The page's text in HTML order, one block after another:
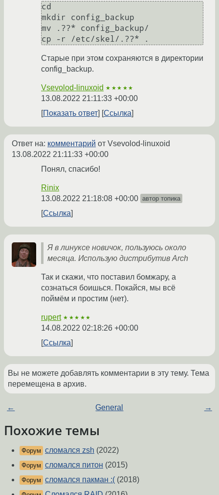
cd
mkdir config_backup
mv .??* config_backup/
Старые при этом сохраняются в директории
config_backup.
Vsevolod-linuxoid ★★★★★
13.08.2022 21:11:33 +00:00
Показать ответ
Ссылка
Ответ на: комментарий от Vsevolod-linuxoid
13.08.2022 21:11:33 +00:00
Понял, спасибо!
Rinix
13.08.2022 21:18:08 +00:00 автор топика
Ссылка
Я в линуксе новичок, пользуюсь около
месяца. Использую дистрибутив Arch
Так и скажи, что поставил бомжару, а
сознаться боишься. Покайся, мы всё
поймём и простим (нет).
rupert ★★★★★
14.08.2022 02:18:26 +00:00
Ссылка
Вы не можете добавлять комментарии в эту тему. Тема
перемещена в архив.
← General →
Похожие темы
Форум сломался zsh (2022)
Форум сломался питон (2015)
Форум сломался пакман :( (2018)